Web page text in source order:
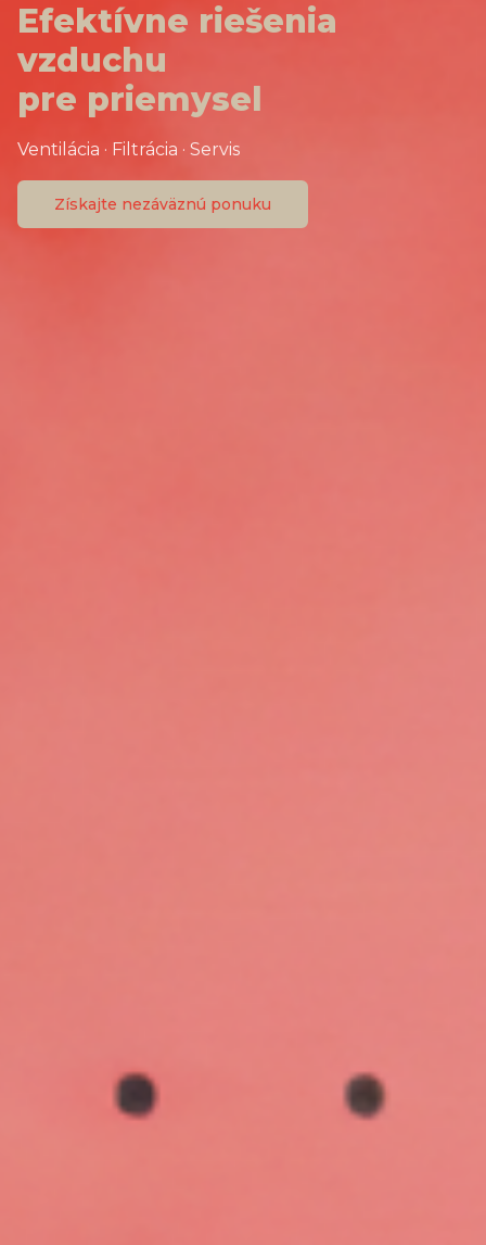
Efektívne riešenia
vzduchu
pre priemysel
Ventilácia · Filtrácia · Servis
Získajte nezáväznú ponuku